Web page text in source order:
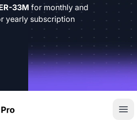
33M for monthly and
yearly subscription